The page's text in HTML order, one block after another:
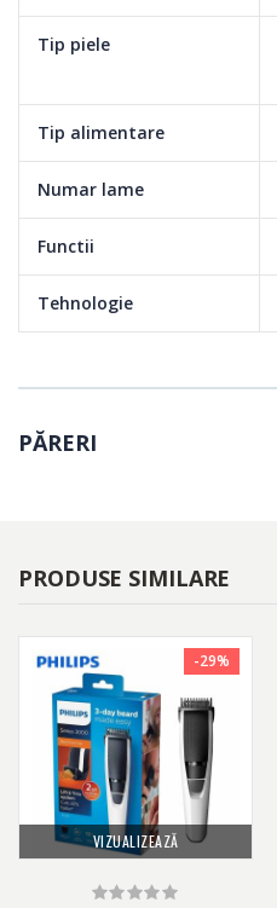
Tip piele
Tip alimentare
Numar lame
Functii
Tehnologie
PĂRERI
PRODUSE SIMILARE
VIZUALIZEAZĂ
-29%